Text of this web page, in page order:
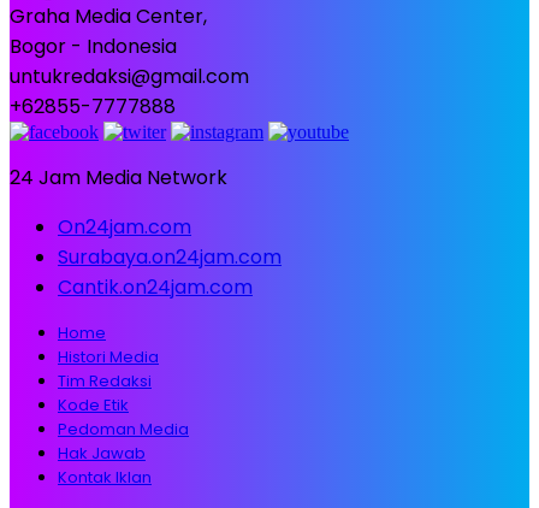
Graha Media Center,
Bogor - Indonesia
untukredaksi@gmail.com
+62855-7777888
24 Jam Media Network
On24jam.com
Surabaya.on24jam.com
Cantik.on24jam.com
Home
Histori Media
Tim Redaksi
Kode Etik
Pedoman Media
Hak Jawab
Kontak Iklan